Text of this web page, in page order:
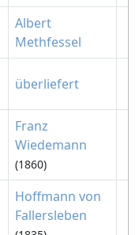
Albert
Methfessel
überliefert
Franz
Wiedemann
(1860)
Hoffmann von
Fallersleben